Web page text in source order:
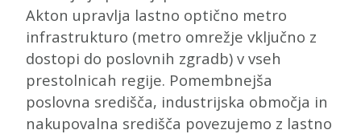
Akton upravlja lastno optično metro
infrastrukturo (metro omrežje vključno z
dostopi do poslovnih zgradb) v vseh
prestolnicah regije. Pomembnejša
poslovna središča, industrijska območja in
nakupovalna središča povezujemo z lastno